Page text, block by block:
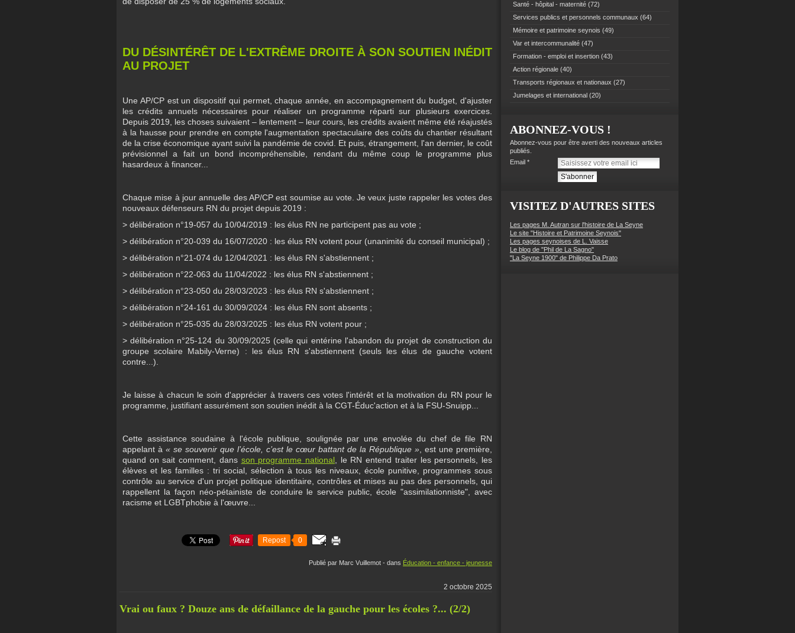
DU DÉSINTÉRÊT DE L'EXTRÊME DROITE À SON SOUTIEN INÉDIT
AU PROJET
Une AP/CP est un dispositif qui permet, chaque année, en accompagnement du budget, d'ajuster
les crédits annuels nécessaires pour réaliser un programme réparti sur plusieurs exercices.
Depuis 2019, les choses suivaient – lentement – leur cours, les crédits avaient même été réajustés
à la hausse pour prendre en compte l'augmentation spectaculaire des coûts du chantier résultant
de la crise économique ayant suivi la pandémie de covid. Et puis, étrangement, l'an dernier, le coût
prévisionnel a fait un bond incompréhensible, rendant du même coup le programme plus
hasardeux à financer...
Chaque mise à jour annuelle des AP/CP est soumise au vote. Je veux juste rappeler les votes des
nouveaux défenseurs RN du projet depuis 2019 :
> délibération n°19-057 du 10/04/2019 : les élus RN ne participent pas au vote ;
> délibération n°20-039 du 16/07/2020 : les élus RN votent pour (unanimité du conseil municipal) ;
> délibération n°21-074 du 12/04/2021 : les élus RN s'abstiennent ;
> délibération n°22-063 du 11/04/2022 : les élus RN s'abstiennent ;
> délibération n°23-050 du 28/03/2023 : les élus RN s'abstiennent ;
> délibération n°24-161 du 30/09/2024 : les élus RN sont absents ;
> délibération n°25-035 du 28/03/2025 : les élus RN votent pour ;
> délibération n°25-124 du 30/09/2025 (celle qui entérine l'abandon du projet de construction du
groupe scolaire Mabily-Verne) : les élus RN s'abstiennent (seuls les élus de gauche votent
contre...).
Je laisse à chacun le soin d'apprécier à travers ces votes l'intérêt et la motivation du RN pour le
programme, justifiant assurément son soutien inédit à la CGT-Éduc'action et à la FSU-Snuipp...
Cette assistance soudaine à l'école publique, soulignée par une envolée du chef de file RN
appelant à « se souvenir que l’école, c’est le cœur battant de la République » , est une première,
quand on sait comment, dans son programme national , le RN entend traiter les personnels, les
élèves et les familles : tri social, sélection à tous les niveaux, école punitive, programmes sous
contrôle au service d'un projet politique identitaire, contrôles et mises au pas des personnels, qui
rappellent la façon néo-pétainiste de conduire le service public, école "assimilationniste", avec
racisme et LGBTphobie à l'œuvre...
Repost 0
Publié par Marc Vuillemot - dans Éducation - enfance - jeunesse
2 octobre 2025
Vrai ou faux ? Douze ans de défaillance de la gauche pour les écoles ?... (2/2)
Santé - hôpital - maternité (72)
Services publics et personnels communaux (64)
Mémoire et patrimoine seynois (49)
Var et intercommunalité (47)
Formation - emploi et insertion (43)
Action régionale (40)
Transports régionaux et nationaux (27)
Jumelages et international (20)
ABONNEZ-VOUS !
Abonnez-vous pour être averti des nouveaux articles
publiés.
Email
VISITEZ D'AUTRES SITES
Les pages M. Autran sur l'histoire de La Seyne
Le site "Histoire et Patrimoine Seynois"
Les pages seynoises de L. Vaisse
Le blog de "Phil de La Sagno"
"La Seyne 1900" de Philippe Da Prato